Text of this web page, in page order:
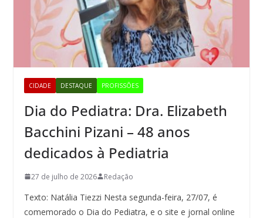
CIDADE DESTAQUE PROFISSÕES
Dia do Pediatra: Dra. Elizabeth
Bacchini Pizani – 48 anos
dedicados à Pediatria
27 de julho de 2026 Redação
Texto: Natália Tiezzi Nesta segunda-feira, 27/07, é
comemorado o Dia do Pediatra, e o site e jornal online